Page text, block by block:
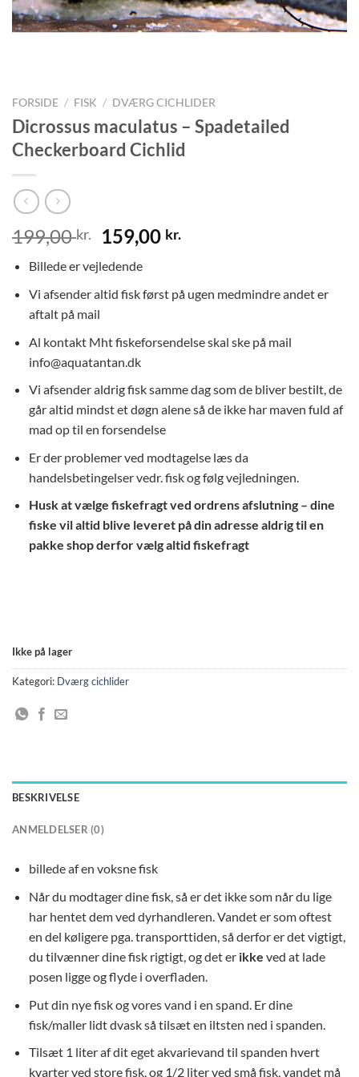
FORSIDE / FISK / DVÆRG CICHLIDER
Dicrossus maculatus – Spadetailed
Checkerboard Cichlid
199,00kr.
Den
oprindelige
pris
var:
159,00 kr.Den
er:
Billede er vejledende
Vi afsender altid fisk først på ugen medmindre andet er
aftalt på mail
Al kontakt Mht fiskeforsendelse skal ske på mail
info@aquatantan.dk
Vi afsender aldrig fisk samme dag som de bliver bestilt, de
går altid mindst et døgn alene så de ikke har maven fuld af
mad op til en forsendelse
Er der problemer ved modtagelse læs da
handelsbetingelser vedr. fisk og følg vejledningen.
Husk at vælge fiskefragt ved ordrens afslutning – dine
fiske vil altid blive leveret på din adresse aldrig til en
pakke shop derfor vælg altid fiskefragt
Ikke på lager
Kategori: Dværg cichlider
BESKRIVELSE
ANMELDELSER (0)
billede af en voksne fisk
Når du modtager dine fisk, så er det ikke som når du lige
har hentet dem ved dyrhandleren. Vandet er som oftest
en del køligere pga. transporttiden, så derfor er det vigtigt,
du tilvænner dine fisk rigtigt, og det er ikke ved at lade
posen ligge og flyde i overfladen.
Put din nye fisk og vores vand i en spand. Er dine
fisk/maller lidt dvask så tilsæt en iltsten ned i spanden.
Tilsæt 1 liter af dit eget akvarievand til spanden hvert
kvarter ved store fisk, og 1/2 liter ved små fisk, vandet må